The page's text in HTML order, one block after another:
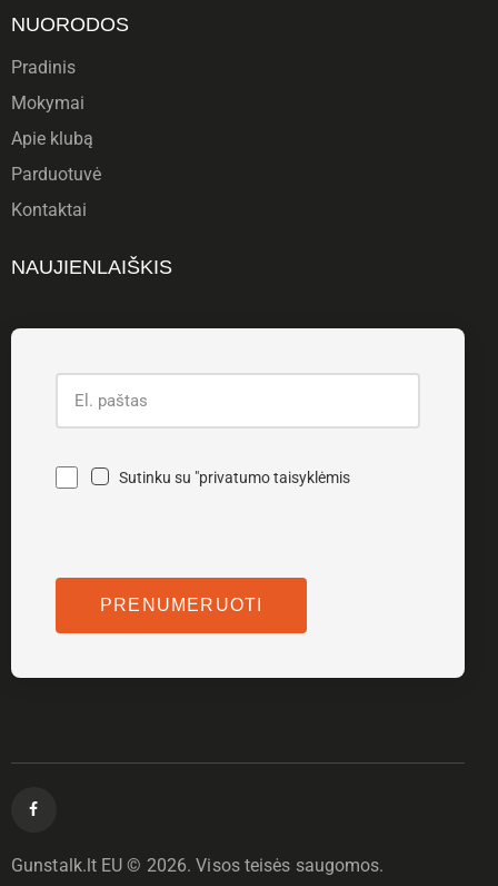
NUORODOS
Pradinis
Mokymai
Apie klubą
Parduotuvė
Kontaktai
NAUJIENLAIŠKIS
Sutinku su "privatumo taisyklėmis
Gunstalk.lt EU © 2026. Visos teisės saugomos.